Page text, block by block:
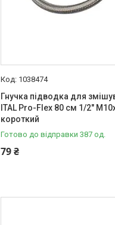
1038474
Гнучка підводка для
ITAL Pro-Flex 80 см 1/2"
короткий
Готово до відправки 387 од.
79 ₴